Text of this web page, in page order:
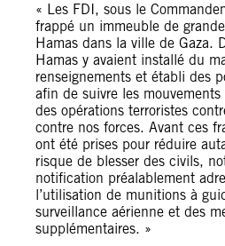
« Les FDI, sous le
frappé un immeuble de
Hamas dans la ville de Gaza.
Hamas y avaient installé du
renseignements et établi des
afin de suivre les
des opérations terroristes
contre nos forces. Avant ces
ont été prises pour réduire
risque de blesser des civils,
notification préalablement
l’utilisation de munitions à
surveillance aérienne et des
supplémentaires. »